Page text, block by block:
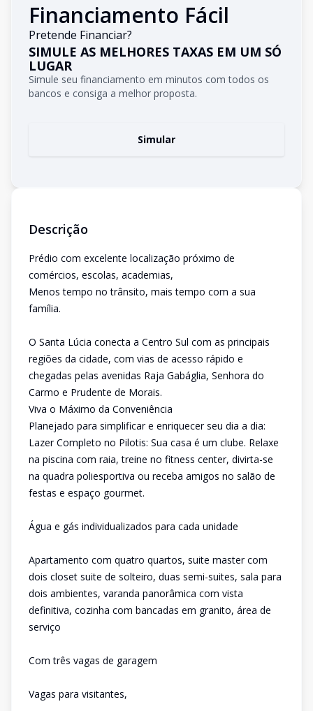
Financiamento Fácil
Pretende Financiar?
SIMULE AS MELHORES TAXAS EM UM SÓ
LUGAR
Simule seu financiamento em minutos com todos os
bancos e consiga a melhor proposta.
Simular
Descrição
Prédio com excelente localização próximo de
comércios, escolas, academias,
Menos tempo no trânsito, mais tempo com a sua
família.
O Santa Lúcia conecta a Centro Sul com as principais
regiões da cidade, com vias de acesso rápido e
chegadas pelas avenidas Raja Gabáglia, Senhora do
Carmo e Prudente de Morais.
Viva o Máximo da Conveniência
Planejado para simplificar e enriquecer seu dia a dia:
Lazer Completo no Pilotis: Sua casa é um clube. Relaxe
na piscina com raia, treine no fitness center, divirta-se
na quadra poliesportiva ou receba amigos no salão de
festas e espaço gourmet.
Água e gás individualizados para cada unidade
Apartamento com quatro quartos, suite master com
dois closet suite de solteiro, duas semi-suites, sala para
dois ambientes, varanda panorâmica com vista
definitiva, cozinha com bancadas em granito, área de
serviço
Com três vagas de garagem
Vagas para visitantes,